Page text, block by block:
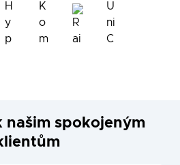
našim spokojeným